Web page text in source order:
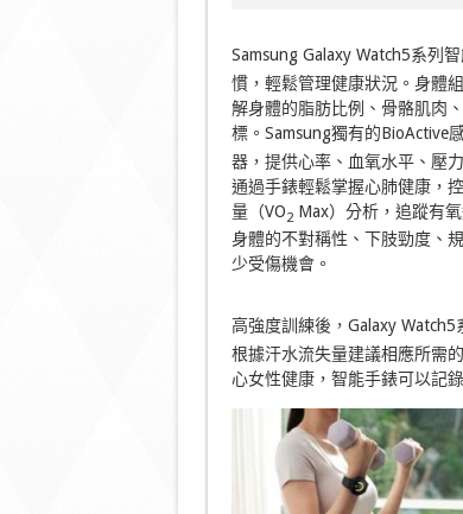
Samsung Galaxy Watch5系列
慣，輕鬆管理健康狀況。身體
解身體的脂肪比例、骨骼肌肉
標。Samsung獨有的BioActive
器，提供心率、血氧水平、壓
通過手錶輕鬆掌握心肺健康，
量（VO2Max）分析，追蹤有
身體的不對稱性、下肢勁度、
少受傷機會。
高強度訓練後， Galaxy
根據汗水流失量建議相應所需
心女性健康，智能手錶可以記